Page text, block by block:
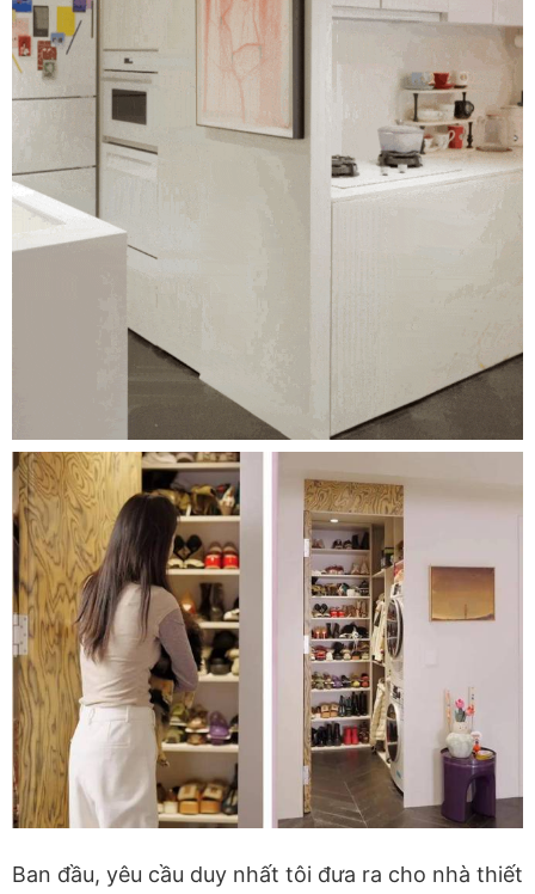
Ban đầu, yêu cầu duy nhất tôi đưa ra cho nhà thiết